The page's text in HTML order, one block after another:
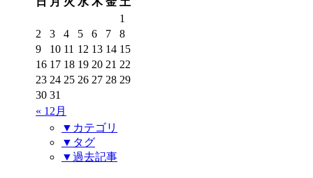
« 12月
1
2
3 4 5 6 7
8
9
10 11 12 13 14 15
16 17 18 19 20 21 22
23 24 25 26 27 28 29
30 31
▼カテゴリ
▼タグ
▼過去記事